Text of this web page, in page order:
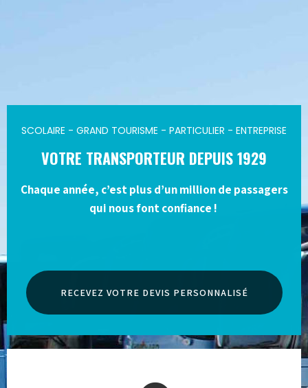
SCOLAIRE - GRAND TOURISME - PARTICULIER - ENTREPRISE
VOTRE TRANSPORTEUR DEPUIS 1929
Chaque année, c’est plus d’un million de passagers
qui nous font confiance !
RECEVEZ VOTRE DEVIS PERSONNALISÉ